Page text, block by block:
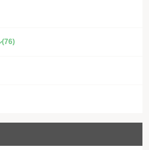
(76)